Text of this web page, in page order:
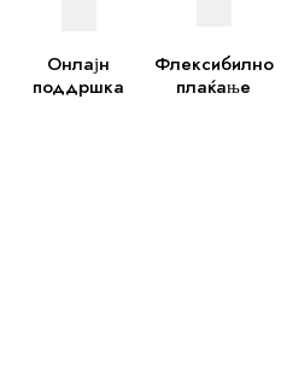
Онлајн
поддршка
Флексибилно
плаќање